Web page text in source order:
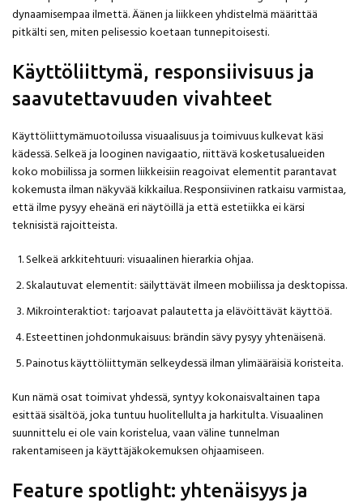
dynaamisempaa ilmettä. Äänen ja liikkeen yhdistelmä määrittää
pitkälti sen, miten pelisessio koetaan tunnepitoisesti.
Käyttöliittymä, responsiivisuus ja
saavutettavuuden vivahteet
Käyttöliittymämuotoilussa visuaalisuus ja toimivuus kulkevat käsi
kädessä. Selkeä ja looginen navigaatio, riittävä kosketusalueiden
koko mobiilissa ja sormen liikkeisiin reagoivat elementit parantavat
kokemusta ilman näkyvää kikkailua. Responsiivinen ratkaisu varmistaa,
että ilme pysyy eheänä eri näytöillä ja että estetiikka ei kärsi
teknisistä rajoitteista.
Selkeä arkkitehtuuri: visuaalinen hierarkia ohjaa.
Skalautuvat elementit: säilyttävät ilmeen mobiilissa ja desktopissa.
Mikrointeraktiot: tarjoavat palautetta ja elävöittävät käyttöä.
Esteettinen johdonmukaisuus: brändin sävy pysyy yhtenäisenä.
Painotus käyttöliittymän selkeydessä ilman ylimääräisiä koristeita.
Kun nämä osat toimivat yhdessä, syntyy kokonaisvaltainen tapa
esittää sisältöä, joka tuntuu huolitellulta ja harkitulta. Visuaalinen
suunnittelu ei ole vain koristelua, vaan väline tunnelman
rakentamiseen ja käyttäjäkokemuksen ohjaamiseen.
Feature spotlight: yhtenäisyys ja